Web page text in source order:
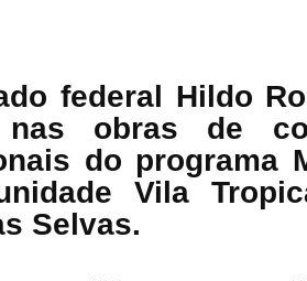
federal Hildo
obras de
do programa
Vila
Selvas.